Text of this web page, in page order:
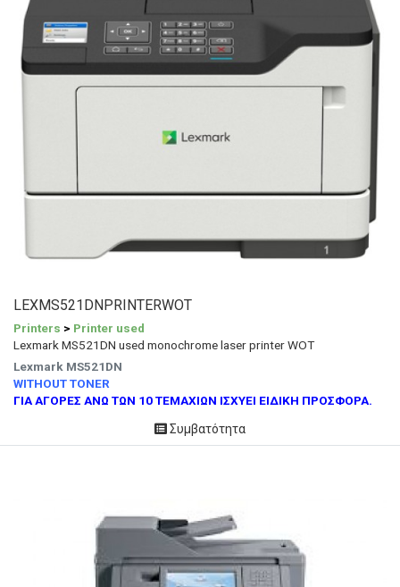
LEXMS521DNPRINTERWOT
Printers > Printer used
Lexmark MS521DN used monochrome laser printer WOT
Lexmark MS521DN
WITHOUT TONER
ΓΙΑ ΑΓΟΡΕΣ ΑΝΩ ΤΩΝ 10 ΤΕΜΑΧΙΩΝ ΙΣΧΥΕΙ ΕΙΔΙΚΗ ΠΡΟΣΦΟΡΑ.
Συμβατότητα